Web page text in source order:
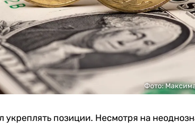
Фото:
укреплять позиции. Несмотря на